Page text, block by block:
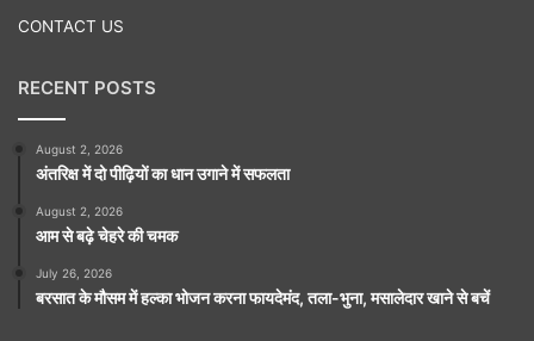
CONTACT US
RECENT POSTS
August 2, 2026
अंतरिक्ष में दो पीढ़ियों का धान उगाने में सफलता
August 2, 2026
आम से बढ़े चेहरे की चमक
July 26, 2026
बरसात के मौसम में हल्का भोजन करना फायदेमंद, तला-भुना, मसालेदार खाने से बचें